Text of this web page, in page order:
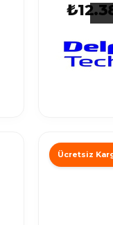
Ücretsiz